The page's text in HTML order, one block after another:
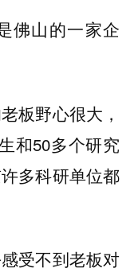
佛山的一家企
板野心很大，
和50多个研究
多科研单位都
受不到老板对